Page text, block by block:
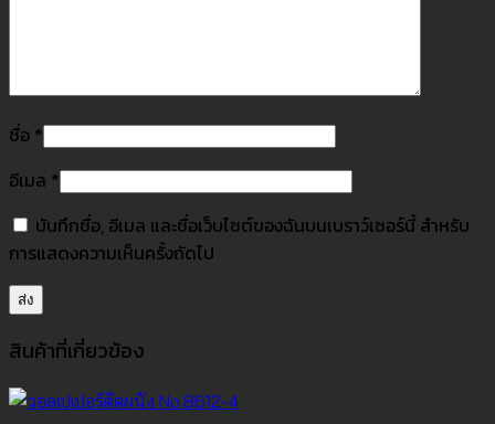
ชื่อ *
อีเมล *
บันทึกชื่อ, อีเมล และชื่อเว็บไซต์ของฉันบนเบราว์เซอร์นี้ สำหรับ
การแสดงความเห็นครั้งถัดไป
สินค้าที่เกี่ยวข้อง